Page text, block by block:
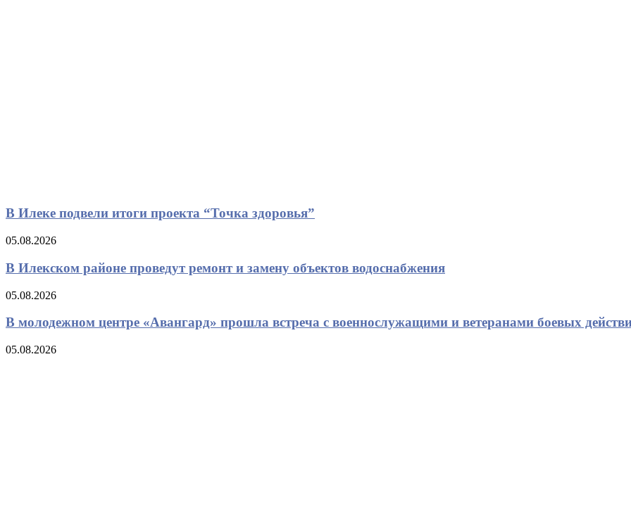
В Илеке подвели итоги проекта “Точка здоровья”
05.08.2026
В Илекском районе проведут ремонт и замену объектов водоснабжения
05.08.2026
В молодежном центре «Авангард» прошла встреча с военнослужащими и ветеранами боевых
05.08.2026